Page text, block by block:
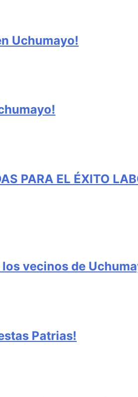
Uchumayo!
PARA EL ÉXITO
vecinos de
Patrias!